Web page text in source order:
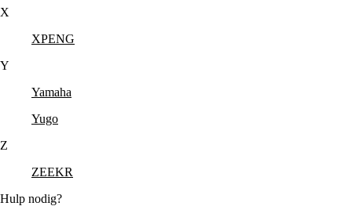
X
XPENG
Y
Yamaha
Yugo
Z
ZEEKR
Hulp nodig?